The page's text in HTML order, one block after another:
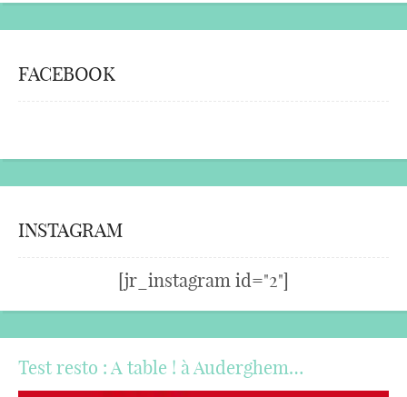
FACEBOOK
INSTAGRAM
[jr_instagram id="2"]
Test resto : A table ! à Auderghem…